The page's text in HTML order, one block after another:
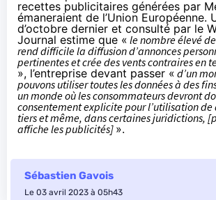
recettes publicitaires générées par
émaneraient de l’Union Européenne.
d’octobre dernier et consulté par le
Journal estime que « le nombre élevé
rend difficile la diffusion d’annonces
pertinentes et crée des vents contraires en
», l’entreprise devant passer « d’un
pouvons utiliser toutes les données à des
un monde où les consommateurs devront
consentement explicite pour l’utilisation de
tiers et même, dans certaines juridictions, [
affiche les publicités] ».
Sébastien Gavois
Le 03 avril 2023 à 05h43